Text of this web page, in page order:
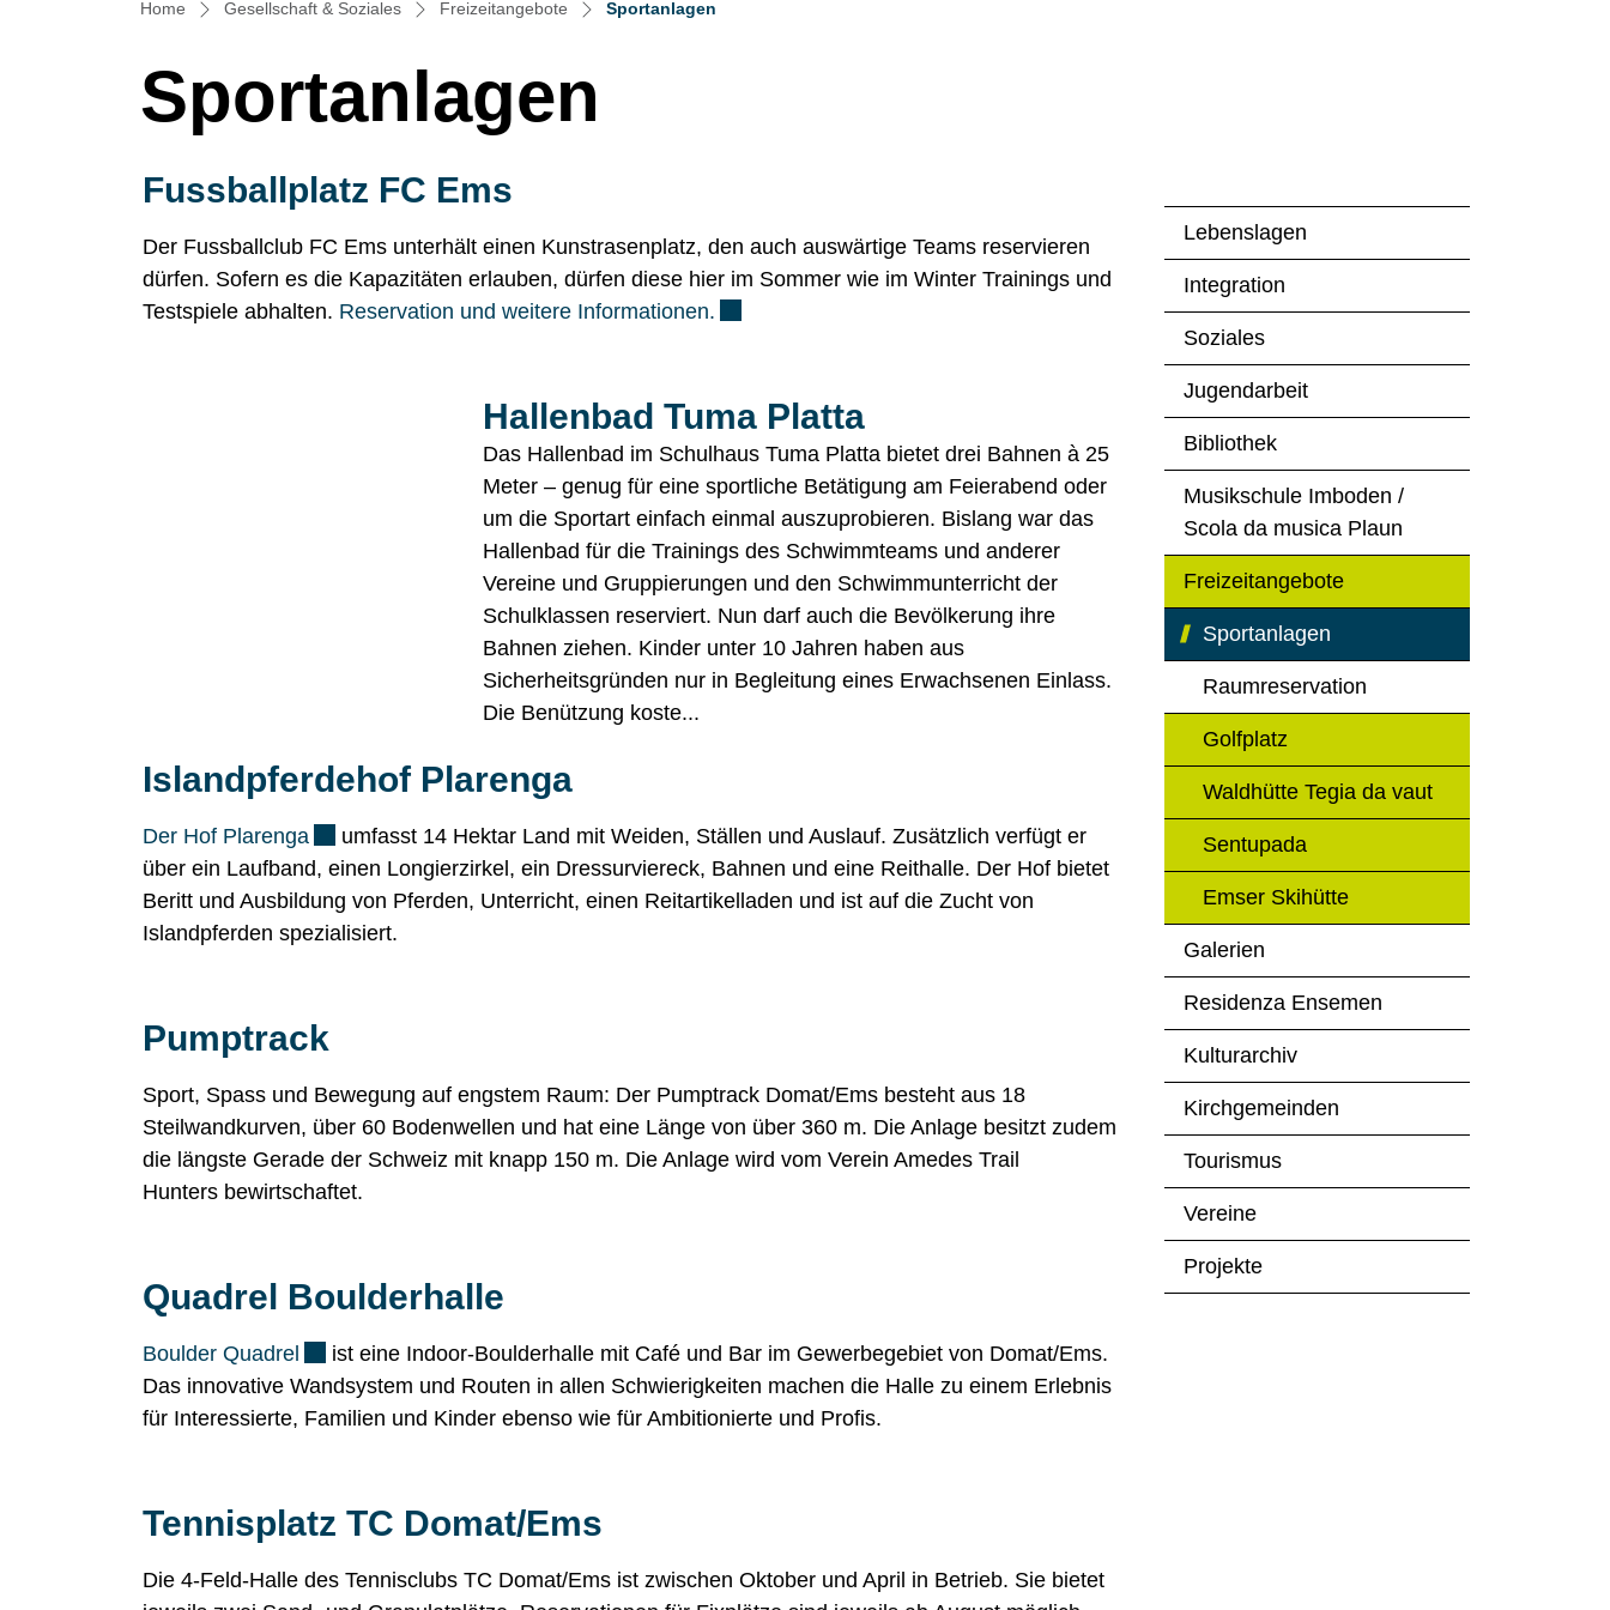
Home Gesellschaft & Soziales Freizeitangebote Sportanlagen
Sportanlagen
Lebenslagen
Integration
Soziales
Jugendarbeit
Bibliothek
Musikschule Imboden /
Scola da musica Plaun
Freizeitangebote
Sportanlagen
(ausgewählt)
Raumreservation
Golfplatz
Waldhütte Tegia da vaut
Sentupada
Emser Skihütte
Galerien
Residenza Ensemen
Kulturarchiv
Kirchgemeinden
Tourismus
Vereine
Projekte
Fussballplatz FC Ems
Der Fussballclub FC Ems unterhält einen Kunstrasenplatz, den auch auswärtige Teams reservieren
dürfen. Sofern es die Kapazitäten erlauben, dürfen diese hier im Sommer wie im Winter Trainings und
Testspiele abhalten. Reservation und weitere Informationen. Externer Link wird in einem neuen Fenster geöffnet.
Hallenbad Tuma Platta
Das Hallenbad im Schulhaus Tuma Platta bietet drei Bahnen à 25
Meter – genug für eine sportliche Betätigung am Feierabend oder
um die Sportart einfach einmal auszuprobieren. Bislang war das
Hallenbad für die Trainings des Schwimmteams und anderer
Vereine und Gruppierungen und den Schwimmunterricht der
Schulklassen reserviert. Nun darf auch die Bevölkerung ihre
Bahnen ziehen. Kinder unter 10 Jahren haben aus
Sicherheitsgründen nur in Begleitung eines Erwachsenen Einlass.
Die Benützung koste...
Islandpferdehof Plarenga
Der Hof Plarenga Externer Link wird in einem neuen Fenster geöffnet.
umfasst 14 Hektar Land mit Weiden, Ställen und Auslauf. Zusätzlich verfügt er
über ein Laufband, einen Longierzirkel, ein Dressurviereck, Bahnen und eine Reithalle. Der Hof bietet
Beritt und Ausbildung von Pferden, Unterricht, einen Reitartikelladen und ist auf die Zucht von
Islandpferden spezialisiert.
Pumptrack
Sport, Spass und Bewegung auf engstem Raum: Der Pumptrack Domat/Ems besteht aus 18
Steilwandkurven, über 60 Bodenwellen und hat eine Länge von über 360 m. Die Anlage besitzt zudem
die längste Gerade der Schweiz mit knapp 150 m. Die Anlage wird vom Verein Amedes Trail
Hunters bewirtschaftet.
Quadrel Boulderhalle
Boulder Quadrel Externer Link wird in einem neuen Fenster geöffnet.
ist eine Indoor-Boulderhalle mit Café und Bar im Gewerbegebiet von Domat/Ems.
Das innovative Wandsystem und Routen in allen Schwierigkeiten machen die Halle zu einem Erlebnis
für Interessierte, Familien und Kinder ebenso wie für Ambitionierte und Profis.
Tennisplatz TC Domat/Ems
Die 4-Feld-Halle des Tennisclubs TC Domat/Ems ist zwischen Oktober und April in Betrieb. Sie bietet